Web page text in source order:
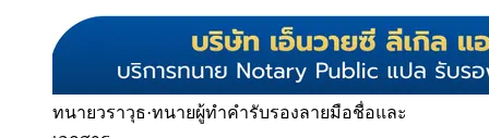
ทนายวราวุธ·ทนายผู้ทำคำรับรองลายมือชื่อและ